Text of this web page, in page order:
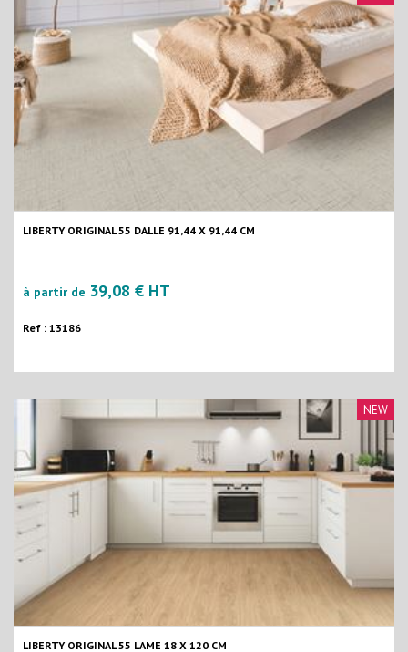
LIBERTY ORIGINAL 55 DALLE 91,44 X 91,44 CM
à partir de 39,08 € HT
Ref : 13186
LIBERTY ORIGINAL 55 LAME 18 X 120 CM
NEW